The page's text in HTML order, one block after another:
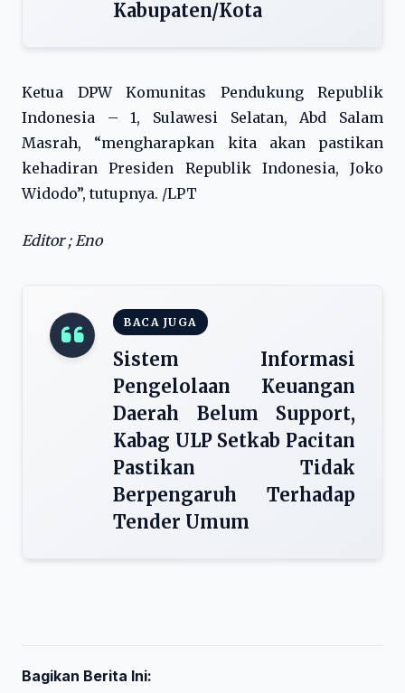
Kabupaten/Kota
Ketua DPW Komunitas Pendukung Republik
Indonesia – 1, Sulawesi Selatan, Abd Salam
Masrah, “mengharapkan kita akan pastikan
kehadiran Presiden Republik Indonesia, Joko
Widodo”, tutupnya. /LPT
Editor ; Eno
BACA JUGA
Sistem Informasi
Pengelolaan Keuangan
Daerah Belum Support,
Kabag ULP Setkab Pacitan
Pastikan Tidak
Berpengaruh Terhadap
Tender Umum
Bagikan Berita Ini: